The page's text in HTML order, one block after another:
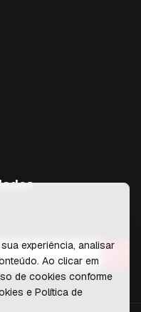
técnicas e novidades
mail.
experiência, analisar
Ao clicar em
de cookies conforme
e Política de